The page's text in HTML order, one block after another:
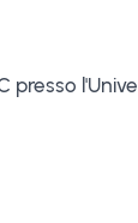
presso